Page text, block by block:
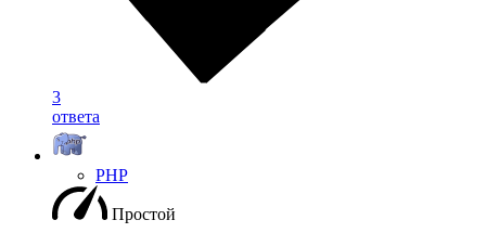
3
ответа
PHP
Простой